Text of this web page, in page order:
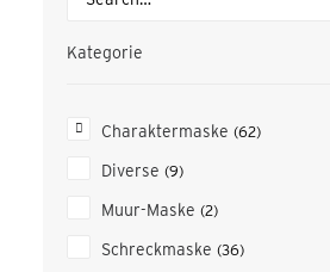
Kategorie
Charaktermaske (62)
Diverse (9)
Muur-Maske (2)
Schreckmaske (36)